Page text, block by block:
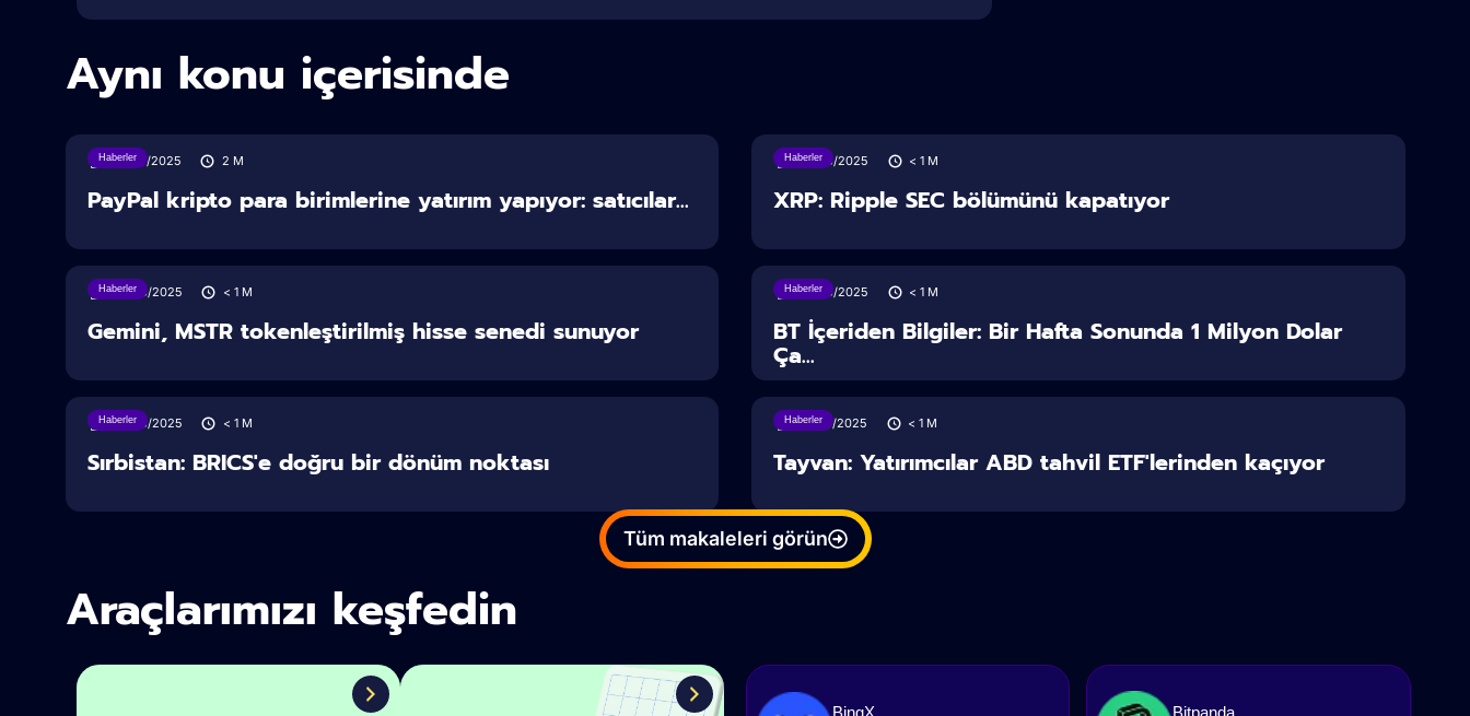
Aynı konu içerisinde
Haberler
30/07/2025 2 M
PayPal kripto para birimlerine yatırım yapıyor: satıcılar...
Haberler
28/06/2025 < 1 M
XRP: Ripple SEC bölümünü kapatıyor
Haberler
28/06/2025 < 1 M
Gemini, MSTR tokenleştirilmiş hisse senedi sunuyor
Haberler
28/06/2025 < 1 M
BT İçeriden Bilgiler: Bir Hafta Sonunda 1 Milyon Dolar
Ça...
Haberler
28/06/2025 < 1 M
Sırbistan: BRICS'e doğru bir dönüm noktası
Haberler
27/06/2025 < 1 M
Tayvan: Yatırımcılar ABD tahvil ETF'lerinden kaçıyor
Tüm makaleleri görün
Araçlarımızı keşfedin
BingX Bitpanda